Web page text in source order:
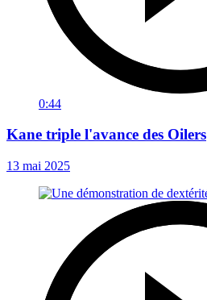
0:44
Kane triple l'avance des Oilers
13 mai 2025